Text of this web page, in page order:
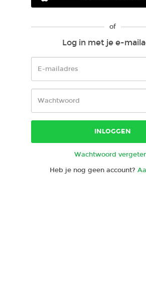
of
Log in met je e-
INLOGGEN
Wachtwoord
Heb je nog geen account?